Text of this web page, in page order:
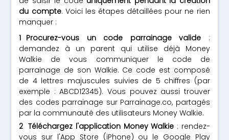
du compte. Voici les étapes détaillées pour ne rien
manquer :
Procurez-vous un code parrainage valide :
demandez à un parent qui utilise déjà Money
Walkie de vous communiquer le code de
parrainage de son Walkie. Ce code est composé
de 4 lettres majuscules suivies de 5 chiffres (par
exemple : ABCD12345). Vous pouvez aussi trouver
des codes parrainage sur Parrainage.co, partagés
par la communauté des utilisateurs Money Walkie.
Téléchargez l'application Money Walkie : rendez-
vous sur l'App Store (iPhone) ou le Google Play